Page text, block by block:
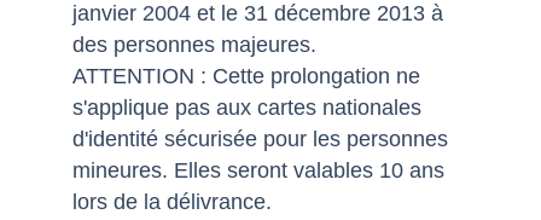
janvier 2004 et le 31 décembre 2013 à
des personnes majeures.
ATTENTION : Cette prolongation ne
s'applique pas aux cartes nationales
d'identité sécurisée pour les personnes
mineures. Elles seront valables 10 ans
lors de la délivrance.